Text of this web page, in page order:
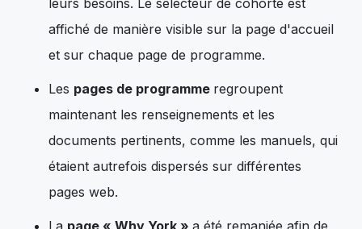
leurs besoins. Le sélecteur de cohorte est
affiché de manière visible sur la page d'accueil
et sur chaque page de programme.
Les pages de programme regroupent
maintenant les renseignements et les
documents pertinents, comme les manuels, qui
étaient autrefois dispersés sur différentes
pages web.